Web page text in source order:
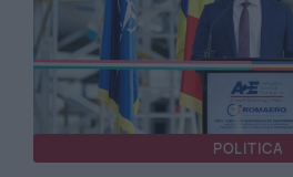
POLITICA